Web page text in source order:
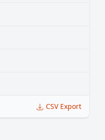
CSV Export